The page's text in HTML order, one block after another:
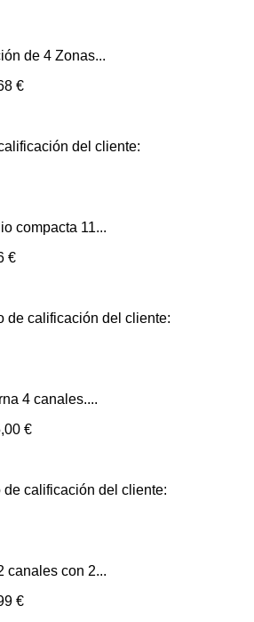
de 4 Zonas...
€
del cliente:
compacta 11...
€
de calificación del cliente:
4 canales....
€
de calificación del cliente:
canales con 2...
€